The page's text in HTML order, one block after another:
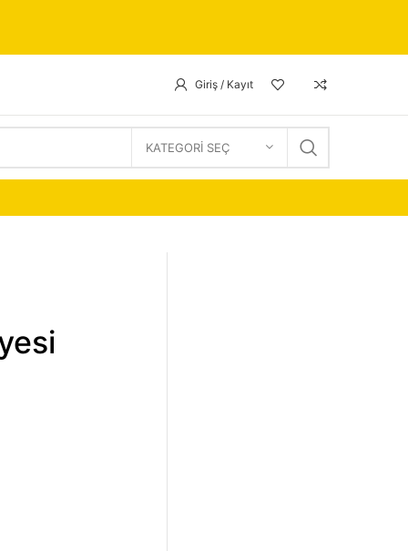
Giriş / Kayıt
KATEGORI SEÇ